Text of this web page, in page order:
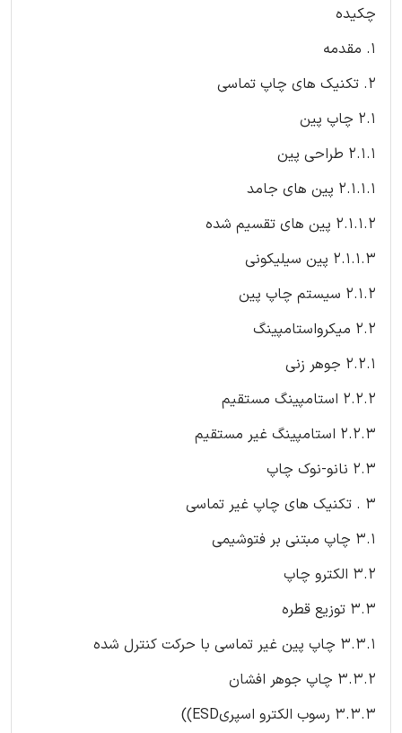
چکیده
1. مقدمه
2. تکنیک های چاپ تماسی
2.1 چاپ پین
2.1.1 طراحی پین
2.1.1.1 پین های جامد
2.1.1.2 پین های تقسیم شده
2.1.1.3 پین سیلیکونی
2.1.2 سیستم چاپ پین
2.2 میکرواستامپینگ
2.2.1 جوهر زنی
2.2.2 استامپینگ مستقیم
2.2.3 استامپینگ غیر مستقیم
2.3 نانو-نوک چاپ
3 . تکنیک های چاپ غیر تماسی
3.1 چاپ مبتنی بر فتوشیمی
3.2 الکترو چاپ
3.3 توزیع قطره
3.3.1 چاپ پین غیر تماسی با حرکت کنترل شده
3.3.2 چاپ جوهر افشان
3.3.3 رسوب الکترو اسپریESD))